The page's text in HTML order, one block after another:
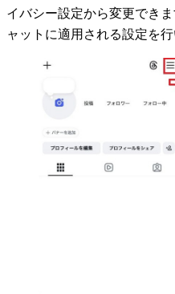
イバシー設定から変更でき
ャットに適用される設定を行